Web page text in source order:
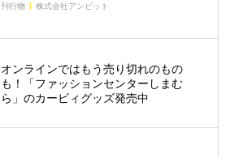
刊行物 株式会社アンビット
オンラインではもう売り切れのもの
も！「ファッションセンターしまむ
ら」のカービィグッズ発売中